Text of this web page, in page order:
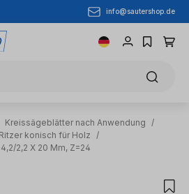
info@sautershop.de
Kreissägeblätter nach Anwendung
/
Ritzer konisch für Holz
/
2,2 X 20 Mm, Z=24